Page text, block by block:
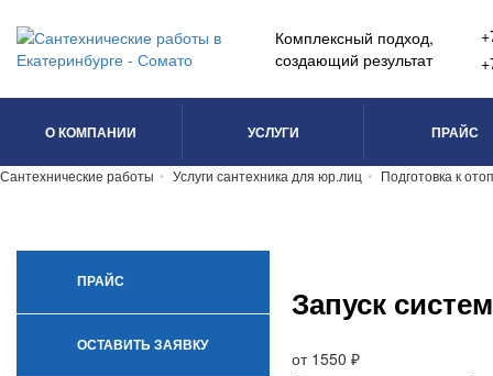
Комплексный подход,
создающий результат
О КОМПАНИИ УСЛУГИ ПРАЙС
Сантехнические работы Услуги сантехника для юр.лиц Подготовка к
ПРАЙС
ОСТАВИТЬ ЗАЯВКУ
Запуск
от 1550 ₽